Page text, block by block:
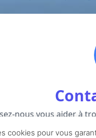
cookies pour vous